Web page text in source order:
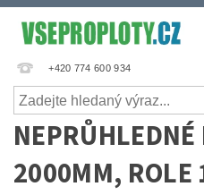
+420 774 600 934
2000MM, ROLE